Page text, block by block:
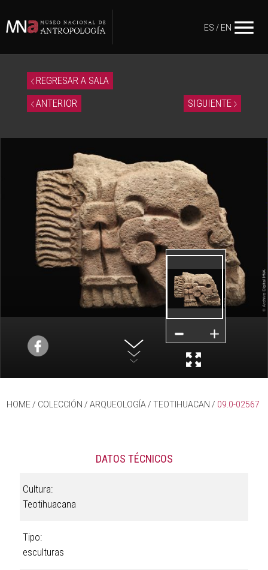
ES / EN menu
REGRESAR A SALA
ANTERIOR
SIGUIENTE
HOME/ COLECCIÓN / ARQUEOLOGÍA / TEOTIHUACAN / 09.0-02567
DATOS TÉCNICOS
Cultura:
Teotihuacana
Tipo:
esculturas